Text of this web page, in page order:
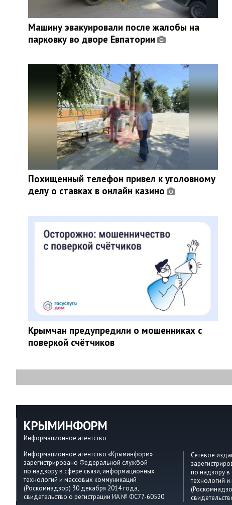
Машину эвакуировали после жалобы на
парковку во дворе Евпатории
Похищенный телефон привел к уголовному
делу о ставках в онлайн казино
Крымчан предупредили о мошенниках с
поверкой счётчиков
КРЫМИНФОРМ
Информационное агентство
Информационное агентство «Крыминформ»
зарегистрировано Федеральной службой
по надзору в сфере связи, информационных
технологий и массовых коммуникаций
(Роскомнадзор) 30 декабря 2014 года,
свидетельство о регистрации ИА № ФС77-60520.
Сетевое
по надзору в
технологий